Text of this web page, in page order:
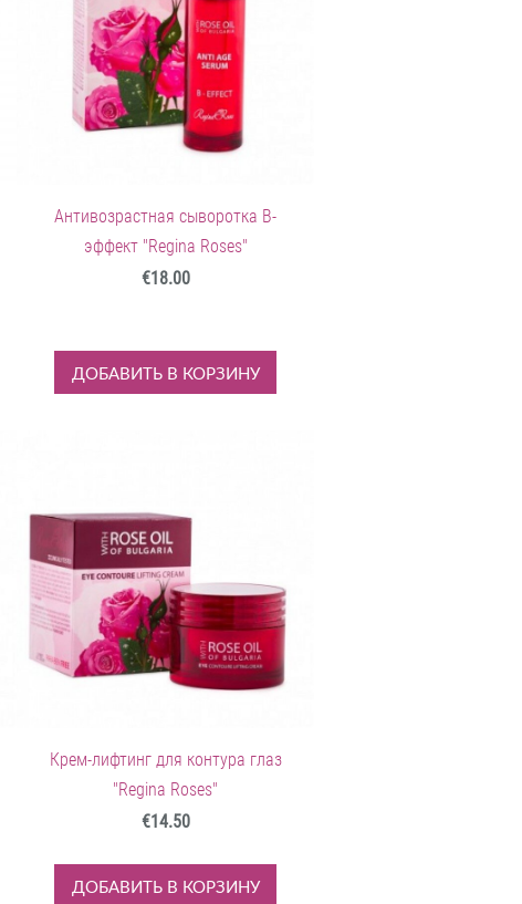
Антивозрастная сыворотка B-
эффект "Regina Roses"
€18.00
ДОБАВИТЬ В КОРЗИНУ
Крем-лифтинг для контура глаз
"Regina Roses"
€14.50
ДОБАВИТЬ В КОРЗИНУ